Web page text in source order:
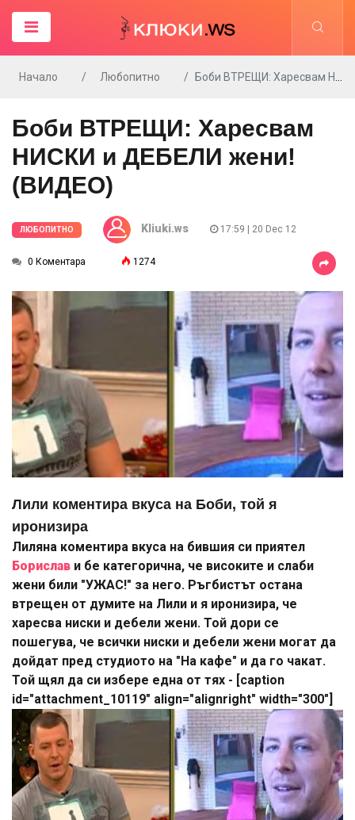
Начало Любопитно Боби ВТРЕЩИ: Харесвам НИСКИ и ДЕБЕЛИ жени! (ВИДЕО)
Боби ВТРЕЩИ: Харесвам
НИСКИ и ДЕБЕЛИ жени!
(ВИДЕО)
ЛЮБОПИТНО Kliuki.ws 17:59 | 20 Dec 12
0 Коментара 1274
Лили коментира вкуса на Боби, той я
иронизира
Лиляна коментира вкуса на бившия си приятел
Борислав и бе категорична, че високите и слаби
жени били "УЖАС!" за него. Ръгбистът остана
втрещен от думите на Лили и я иронизира, че
харесва ниски и дебели жени. Той дори се
пошегува, че всички ниски и дебели жени могат да
дойдат пред студиото на "На кафе" и да го чакат.
Той щял да си избере една от тях - [caption
id="attachment_10119" align="alignright" width="300"]